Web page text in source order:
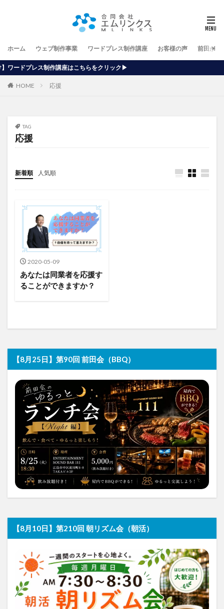
ホーム ウェブ制作事業 ワードプレス制作講座 お客様の声 前田が行
座はこちらをクリック▶
HOME 応援
TAG
応援
新着順 人気順
2020-05-09
あなたは同業者を応援す
ることができますか？
【8月25日】第90回 前田会（BBQ）
【8月10日】第210回 朝リズム会（朝活）